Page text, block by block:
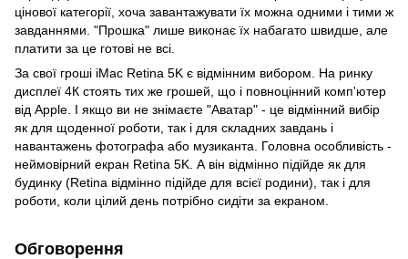
цінової категорії, хоча завантажувати їх можна одними і тими ж
завданнями. "Прошка" лише виконає їх набагато швидше, але
платити за це готові не всі.
За свої гроші iMac Retina 5K є відмінним вибором. На ринку
дисплеї 4К стоять тих же грошей, що і повноцінний комп'ютер
від Apple. І якщо ви не знімаєте "Аватар" - це відмінний вибір
як для щоденної роботи, так і для складних завдань і
навантажень фотографа або музиканта. Головна особливість -
неймовірний екран Retina 5K. А він відмінно підійде як для
будинку (Retina відмінно підійде для всієї родини), так і для
роботи, коли цілий день потрібно сидіти за екраном.
Обговорення